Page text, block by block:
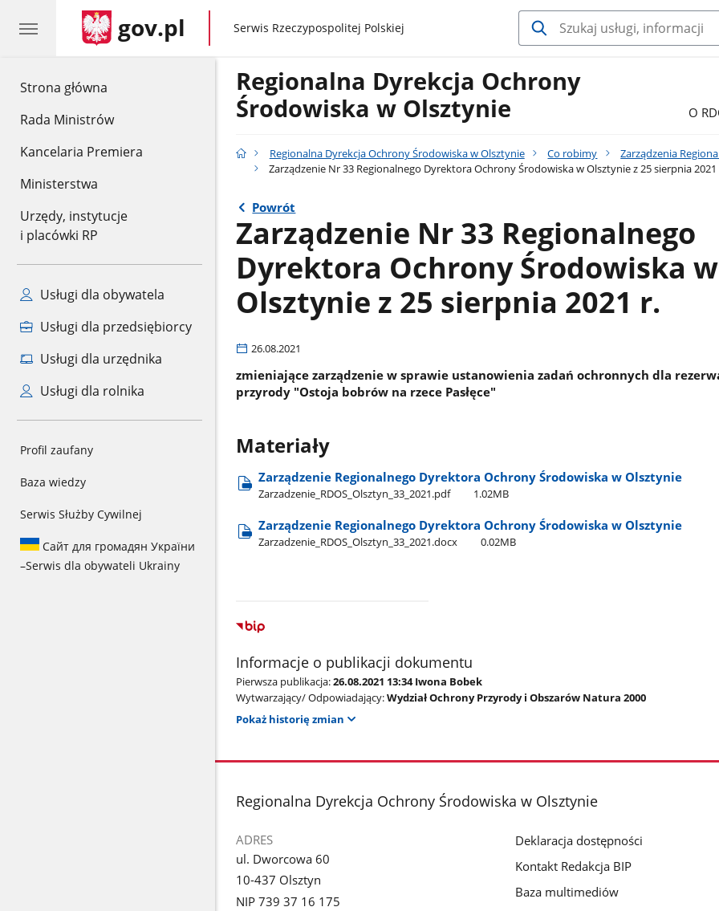
Strona główna
Rada Ministrów
Kancelaria Premiera
Ministerstwa
Urzędy, instytucje
i placówki RP
Usługi dla obywatela
Usługi dla przedsiębiorcy
Usługi dla urzędnika
Usługi dla rolnika
Profil zaufany
Baza wiedzy
Serwis Służby Cywilnej
Сайт для громадян України
–Serwis dla obywateli Ukrainy
gov.pl gov.pl
Serwis Rzeczypospolitej Polskiej
Regionalna Dyrekcja Ochrony
Środowiska w Olsztynie
O
Regionalna Dyrekcja Ochrony Środowiska w Olsztynie Co robimy
Zarządzenia
Zarządzenie Nr 33 Regionalnego Dyrektora Ochrony Środowiska w Olsztynie z 25 sierpnia 2021
Powrót
Zarządzenie Nr 33 Regionalnego
Dyrektora Ochrony Środowiska w
Olsztynie z 25 sierpnia 2021 r.
26.08.2021
zmieniające zarządzenie w sprawie ustanowienia zadań ochronnych dla
przyrody "Ostoja bobrów na rzece Pasłęce"
Materiały
Zarządzenie Regionalnego Dyrektora Ochrony Środowiska w Olsztynie
Zarzadzenie​_RDOS​_Olsztyn​_33​_2021.pdf 1.02MB
Zarządzenie Regionalnego Dyrektora Ochrony Środowiska w Olsztynie
Zarzadzenie​_RDOS​_Olsztyn​_33​_2021.docx 0.02MB
Informacje o publikacji dokumentu
Pierwsza publikacja:26.08.2021 13:34 Iwona Bobek
Wytwarzający/ Odpowiadający:Wydział Ochrony Przyrody i Obszarów Natura 2000
Pokaż historię zmian
stopka
Regionalna Dyrekcja Ochrony Środowiska w Olsztynie
ADRES
ul. Dworcowa 60
10-437 Olsztyn
NIP 739 37 16 175
Deklaracja dostępności
Kontakt Redakcja BIP
Baza multimediów